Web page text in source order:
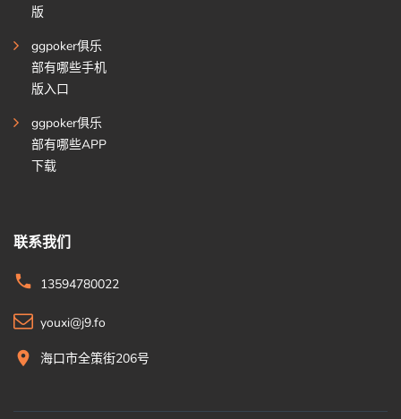
版
ggpoker俱乐
部有哪些手机
版入口
ggpoker俱乐
部有哪些APP
下载
联系我们
13594780022
youxi@j9.fo
海口市全策街206号